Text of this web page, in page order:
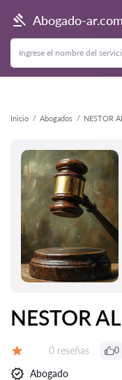
Abogado-ar.com
Inicio Abogados NESTOR
Atrás
NESTOR
Número de
0 reseñas 0
Abogado